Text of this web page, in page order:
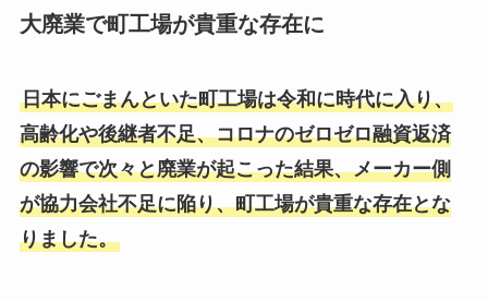
大廃業で町工場が貴重な存在に
日本にごまんといた町工場は令和に時代に入り、
高齢化や後継者不足、コロナのゼロゼロ融資返済
の影響で次々と廃業が起こった結果、メーカー側
が協力会社不足に陥り、町工場が貴重な存在とな
りました。